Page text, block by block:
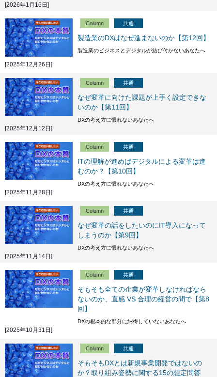
[2026年1月16日]
Column 共通
製造業のDXはなぜ進まないのか【第12回】
製造業のビジネスとデジタルが結び付かないあなたへ
[2025年12月26日]
Column 共通
なぜ変革に向けた課題が上手く設定できな
いのか【第11回】
DXの考え方に慣れないあなたへ
[2025年12月12日]
Column 共通
ITの理解が進めばデジタルによる変革は進
むのか？【第10回】
DXの考え方に慣れないあなたへ
[2025年11月28日]
Column 共通
なぜ変革の話をしたいのにIT導入になって
しまうのか【第9回】
DXの考え方に慣れないあなたへ
[2025年11月14日]
Column 共通
そもそも全ての企業が変革しなければなら
ないのか、直感 VS 合理の経営の間で【第8
回】
DXの根本的な部分に納得していないあなたへ
[2025年10月31日]
Column 共通
そもそもDXとは新規事業開発ではないの
か？取り組み姿勢に関する15の想定問答